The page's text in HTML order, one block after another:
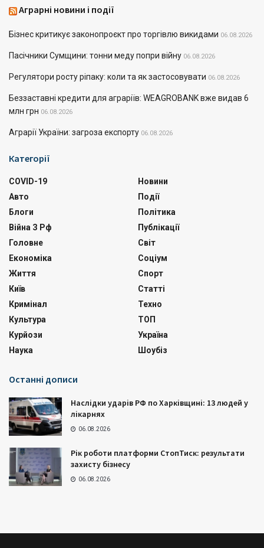
Аграрні новини і події
Бізнес критикує законопроєкт про торгівлю викидами 06.08.2026
Пасічники Сумщини: тонни меду попри війну 06.08.2026
Регулятори росту ріпаку: коли та як застосовувати 06.08.2026
Беззаставні кредити для аграріїв: WEAGROBANK вже видав 6
млн грн 06.08.2026
Аграрії України: загроза експорту 06.08.2026
Категорії
COVID-19
Авто
Блоги
Війна З Рф
Головне
Економіка
Життя
Київ
Кримінал
Культура
Курйози
Наука
Новини
Події
Політика
Публікації
Світ
Соціум
Спорт
Статті
Техно
ТОП
Україна
Шоубіз
Останні дописи
Наслідки ударів РФ по Харківщині: 13 людей у
лікарнях
06.08.2026
Рік роботи платформи СтопТиск: результати
захисту бізнесу
06.08.2026